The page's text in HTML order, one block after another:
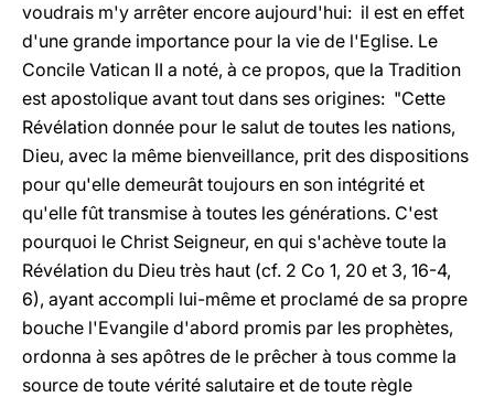
voudrais m'y arrêter encore aujourd'hui: il est en effet
d'une grande importance pour la vie de l'Eglise. Le
Concile Vatican II a noté, à ce propos, que la Tradition
est apostolique avant tout dans ses origines: "Cette
Révélation donnée pour le salut de toutes les nations,
Dieu, avec la même bienveillance, prit des dispositions
pour qu'elle demeurât toujours en son intégrité et
qu'elle fût transmise à toutes les générations. C'est
pourquoi le Christ Seigneur, en qui s'achève toute la
Révélation du Dieu très haut (cf. 2 Co 1, 20 et 3, 16-4,
6), ayant accompli lui-même et proclamé de sa propre
bouche l'Evangile d'abord promis par les prophètes,
ordonna à ses apôtres de le prêcher à tous comme la
source de toute vérité salutaire et de toute règle